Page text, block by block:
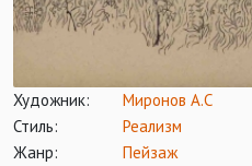
Художник:
Миронов А.С
Стиль:
Реализм
Жанр:
Пейзаж